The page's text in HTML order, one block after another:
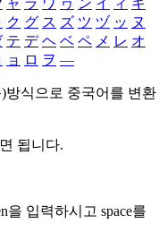
ャ ラ ワ ヮ ン イ ィ キ
ク グ ス ズ ツ ヅ ッ ヌ
テ デ ヘ ベ ペ メ レ オ
ョ ロ ヲ ―
방식으로 중국어를 변환
됩니다.
을 입력하시고 space를